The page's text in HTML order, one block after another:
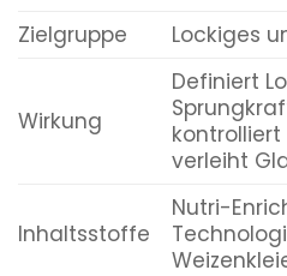
Zielgruppe
Lockiges
Wirkung
Definiert
kontrolliert
verleiht
Inhaltsstoffe
Nutri-